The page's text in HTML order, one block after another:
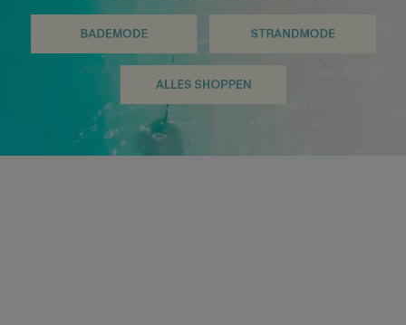
BADEMODE STRANDMODE
ALLES SHOPPEN